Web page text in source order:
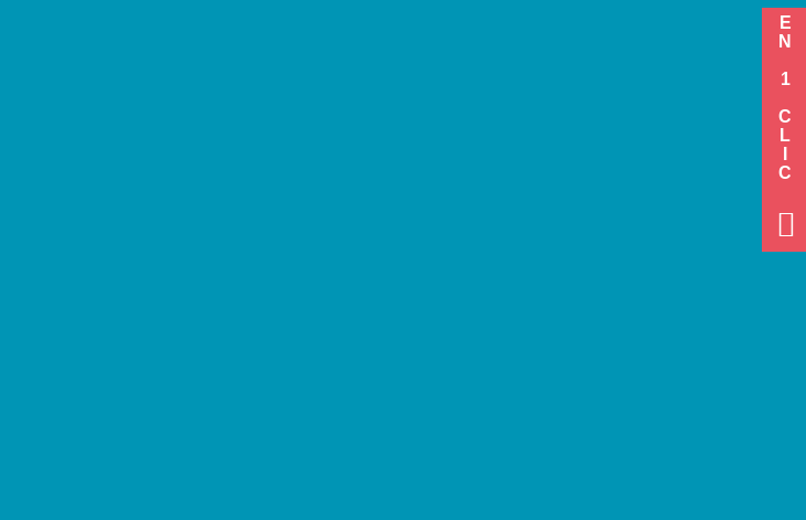
EN 1 CLIC
